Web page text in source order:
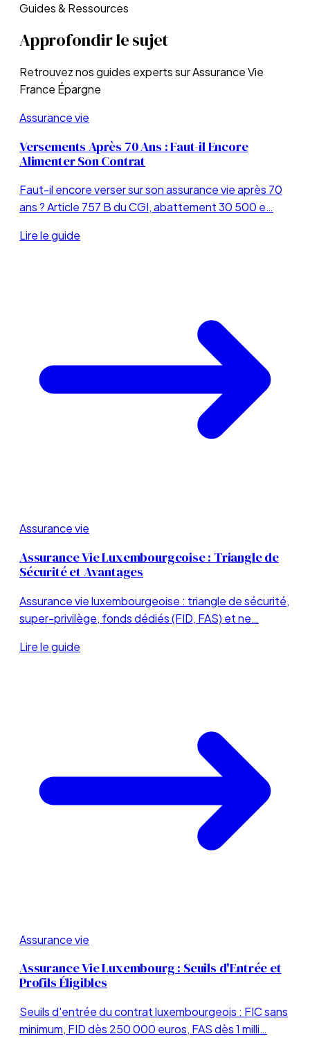
Guides & Ressources
Approfondir le sujet
Retrouvez nos guides experts surAssurance Vie
France Épargne
Assurance vie
Versements Après 70 Ans : Faut-il Encore
Alimenter Son Contrat
Faut-il encore verser sur son assurance vie après 70
ans ? Article 757 B du CGI, abattement 30 500 e…
Lire le guide
Assurance vie
Assurance Vie Luxembourgeoise : Triangle de
Sécurité et Avantages
Assurance vie luxembourgeoise : triangle de sécurité,
super-privilège, fonds dédiés (FID, FAS) et ne…
Lire le guide
Assurance vie
Assurance Vie Luxembourg : Seuils d'Entrée et
Profils Éligibles
Seuils d'entrée du contrat luxembourgeois : FIC sans
minimum, FID dès 250 000 euros, FAS dès 1 milli…